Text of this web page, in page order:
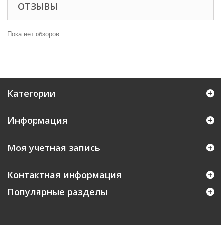
ОТЗЫВЫ
Пока нет обзоров.
Категории
Информация
Моя учетная запись
Контактная информация
Популярные разделы